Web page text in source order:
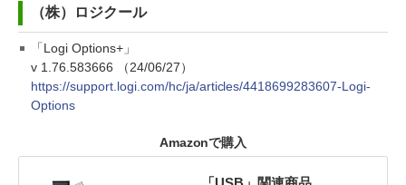
（株）ロジクール
「Logi Options+」
v 1.76.583666 （24/06/27）
https://support.logi.com/hc/ja/articles/4418699283607-Logi-
Options
Amazonで購入